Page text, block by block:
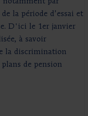
notamment par
la période d’essai et
D'ici le 1er janvier
à savoir
la discrimination
de pension